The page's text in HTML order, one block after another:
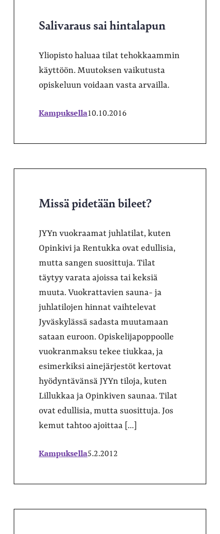
Salivaraus sai hintalapun
Yliopisto haluaa tilat tehokkaammin
käyttöön. Muutoksen vaikutusta
opiskeluun voidaan vasta arvailla.
Kampuksella10.10.2016
Missä pidetään bileet?
JYYn vuokraamat juhlatilat, kuten
Opinkivi ja Rentukka ovat edullisia,
mutta sangen suosittuja. Tilat
täytyy varata ajoissa tai keksiä
muuta. Vuokrattavien sauna- ja
juhlatilojen hinnat vaihtelevat
Jyväskylässä sadasta muutamaan
sataan euroon. Opiskelijapoppoolle
vuokranmaksu tekee tiukkaa, ja
esimerkiksi ainejärjestöt kertovat
hyödyntävänsä JYYn tiloja, kuten
Lillukkaa ja Opinkiven saunaa. Tilat
ovat edullisia, mutta suosittuja. Jos
kemut tahtoo ajoittaa […]
Kampuksella5.2.2012